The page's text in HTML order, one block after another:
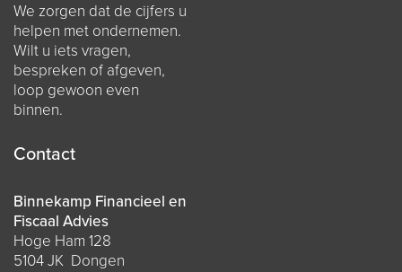
We zorgen dat de cijfers u
helpen met ondernemen.
Wilt u iets vragen,
bespreken of afgeven,
loop gewoon even
binnen.
Contact
Binnekamp Financieel en
Fiscaal Advies
Hoge Ham 128
5104 JK Dongen